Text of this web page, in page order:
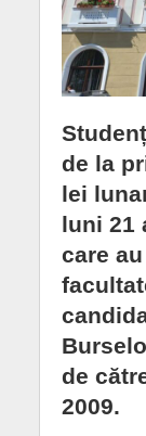
de la
lei
luni 21
care
de
2009.